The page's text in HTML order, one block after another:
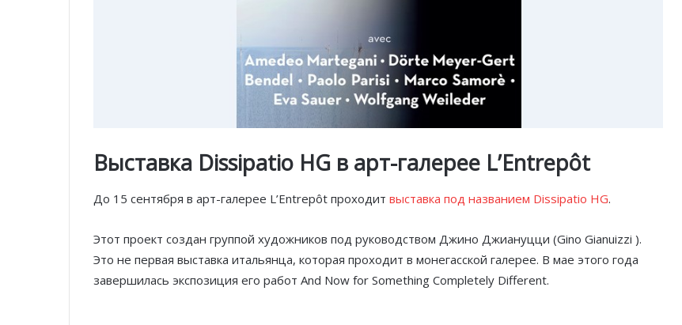
Выставка Dissipatio HG в арт-галерее L’Entrepôt
До 15 сентября в арт-галерее L’Entrepôt проходит выставка под названием Dissipatio HG.
Этот проект создан группой художников под руководством Джино Джиануцци (Gino Gianuizzi ).
Это не первая выставка итальянца, которая проходит в монегасской галерее. В мае этого года
завершилась экспозиция его работ And Now for Something Completely Different.